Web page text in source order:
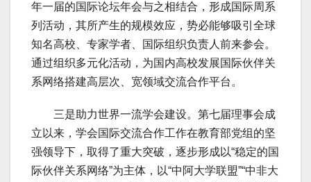
年一届的国际论坛年会与之相结合，形成国际周系
列活动，其所产生的规模效应，势必能够吸引全球
知名高校、专家学者、国际组织负责人前来参会。
通过组织多元化活动，为国内高校发展国际伙伴关
系网络搭建高层次、宽领域交流合作平台。
三是助力世界一流学会建设。第七届理事会成
立以来，学会国际交流合作工作在教育部党组的坚
强领导下，取得了重大突破，逐步形成以“稳定的国
际伙伴关系网络”为主体，以“中阿大学联盟”“中非大